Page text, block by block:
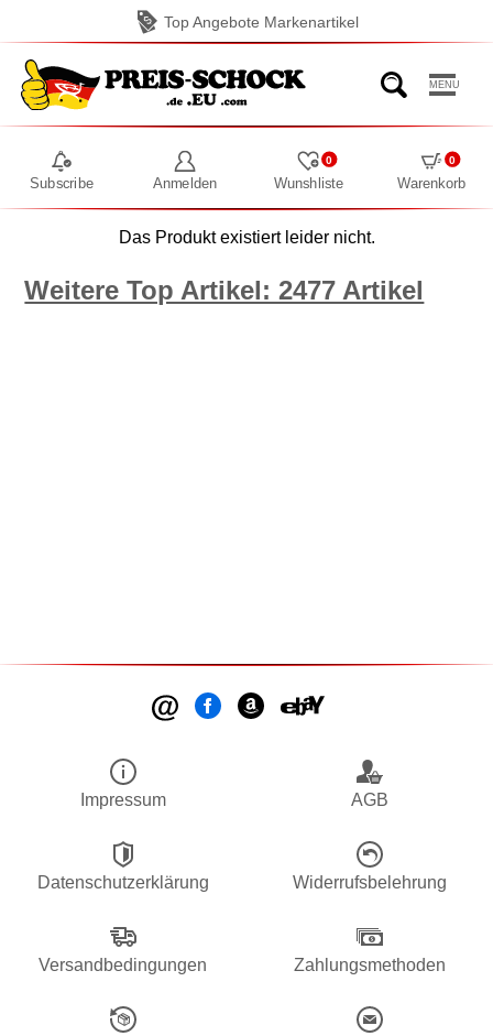
Top Angebote Markenartikel
MENU
Subscribe Anmelden Wunshliste
0
Warenkorb
0
Das Produkt existiert leider nicht.
Weitere Top Artikel: 2477 Artikel
Impressum AGB
Datenschutzerklärung Widerrufsbelehrung
Versandbedingungen Zahlungsmethoden